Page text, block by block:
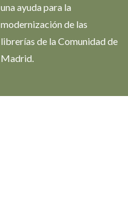
una ayuda para la
modernización de las
librerías de la Comunidad de
Madrid.